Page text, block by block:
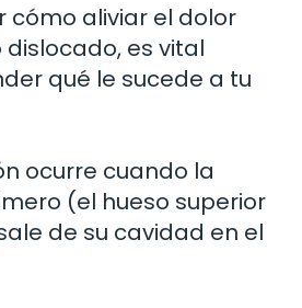
cómo aliviar el dolor
es vital
qué le sucede a tu
ocurre cuando la
(el hueso superior
de su cavidad en el